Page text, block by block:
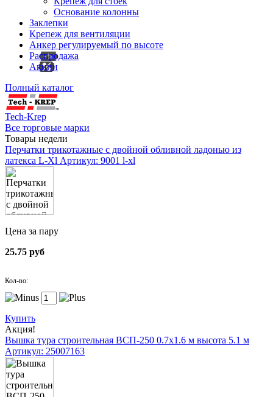
Основание колонны
Заклепки
Крепеж для вентиляции
Анкер регулируемый по высоте
Распродажа
Акции
Полный каталог
Tech-Krep
Все торговые марки
Товары недели
Перчатки трикотажные с двойной обливной ладонью из
латекса L-Xl Артикул: 9001 l-xl
Цена за пару
25.75 руб
Кол-во:
Купить
Акция!
Вышка тура строительная ВСП-250 0.7х1.6 м высота 5.1 м
Артикул: 25007163